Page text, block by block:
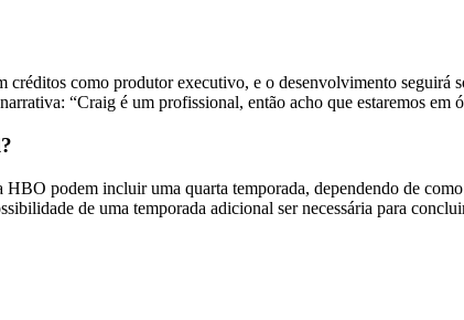
créditos como produtor executivo, e o desenvolvimento
“Craig é um profissional, então acho que estaremos em
HBO podem incluir uma quarta temporada, dependendo de
de uma temporada adicional ser necessária para